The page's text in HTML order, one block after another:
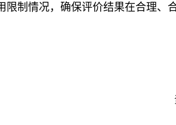
制情况，确保评价结果在合理、